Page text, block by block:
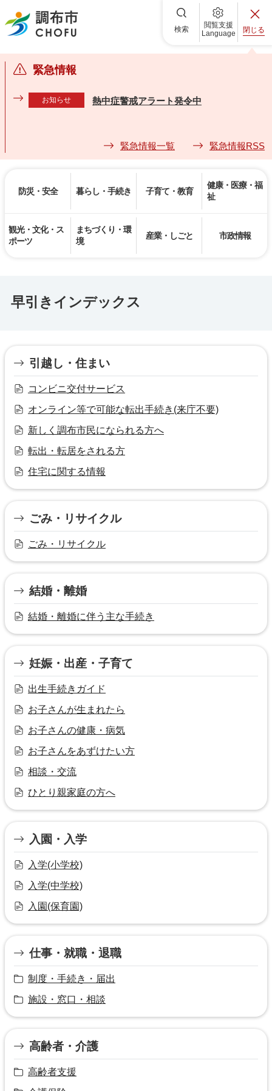
調布市 検索
閲覧支援
Language
閉じる
緊急情報
お知らせ 熱中症警戒アラート発令中
緊急情報一覧 緊急情報RSS
防災・安全 暮らし・手続き 子育て・教育
健康・医療・福
祉
観光・文化・ス
ポーツ
まちづくり・環
境
産業・しごと 市政情報
早引きインデックス
引越し・住まい
コンビニ交付サービス
オンライン等で可能な転出手続き(来庁不要)
新しく調布市民になられる方へ
転出・転居をされる方
住宅に関する情報
ごみ・リサイクル
ごみ・リサイクル
結婚・離婚
結婚・離婚に伴う主な手続き
妊娠・出産・子育て
出生手続きガイド
お子さんが生まれたら
お子さんの健康・病気
お子さんをあずけたい方
相談・交流
ひとり親家庭の方へ
入園・入学
入学(小学校)
入学(中学校)
入園(保育園)
仕事・就職・退職
制度・手続き・届出
施設・窓口・相談
高齢者・介護
高齢者支援